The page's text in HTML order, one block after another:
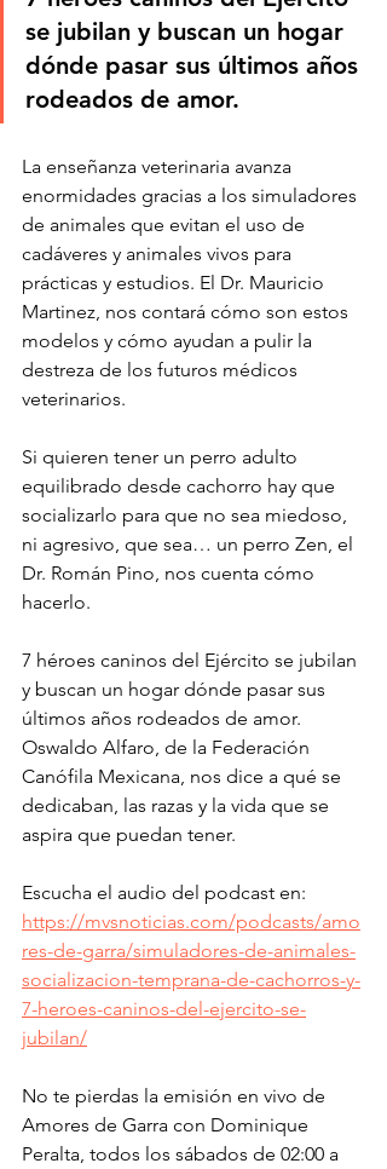
se jubilan y buscan un hogar
dónde pasar sus últimos años
rodeados de amor.
La enseñanza veterinaria avanza
enormidades gracias a los simuladores
de animales que evitan el uso de
cadáveres y animales vivos para
prácticas y estudios. El Dr. Mauricio
Martinez, nos contará cómo son estos
modelos y cómo ayudan a pulir la
destreza de los futuros médicos
veterinarios.
Si quieren tener un perro adulto
equilibrado desde cachorro hay que
socializarlo para que no sea miedoso,
ni agresivo, que sea… un perro Zen, el
Dr. Román Pino, nos cuenta cómo
hacerlo.
7 héroes caninos del Ejército se jubilan
y buscan un hogar dónde pasar sus
últimos años rodeados de amor.
Oswaldo Alfaro, de la Federación
Canófila Mexicana, nos dice a qué se
dedicaban, las razas y la vida que se
aspira que puedan tener.
Escucha el audio del podcast en:
https://mvsnoticias.com/podcasts/amo
res-de-garra/simuladores-de-animales-
socializacion-temprana-de-cachorros-y-
7-heroes-caninos-del-ejercito-se-
jubilan/
No te pierdas la emisión en vivo de
Amores de Garra con Dominique
Peralta, todos los sábados de 02:00 a